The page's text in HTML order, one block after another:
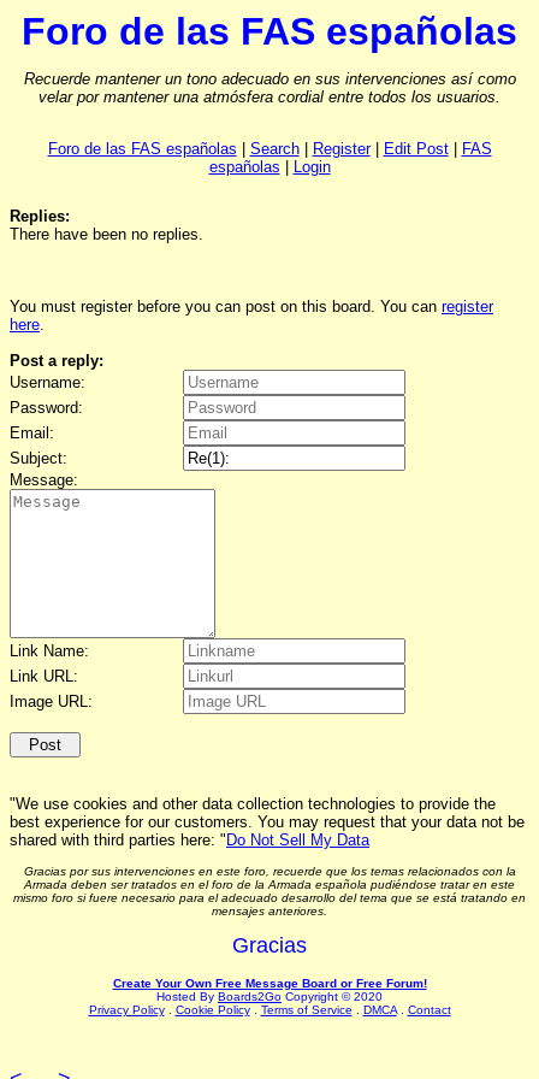
Foro de las FAS españolas
Recuerde mantener un tono adecuado en sus intervenciones así como
velar por mantener una atmósfera cordial entre todos los usuarios.
Foro de las FAS españolas Search| Register| Edit Post|
FAS
españolas
Login
Replies:
There have been no replies.
You must register before you can post on this board. You can register
here.
Post a reply:
Username:
Password:
Email:
Subject:
Message:
Link Name:
Link URL:
Image URL:
"We use cookies and other data collection technologies to provide the
best experience for our customers. You may request that your data not be
shared with third parties here: " Do Not Sell My Data
Gracias por sus intervenciones en este foro, recuerde que los temas relacionados con la
Armada deben ser tratados en el foro de la Armada española pudiéndose tratar en este
mismo foro si fuere necesario para el adecuado desarrollo del tema que se está tratando en
mensajes anteriores.
Gracias
Create Your Own Free Message Board or Free Forum!
Hosted By Boards2Go Copyright © 2020
Privacy Policy. Cookie Policy. Terms of Service DMCA. Contact